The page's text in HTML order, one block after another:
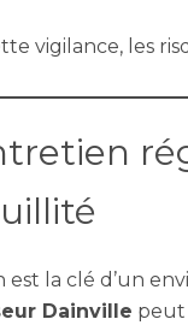
vigilance, les
est la clé d’un
Dainville peut